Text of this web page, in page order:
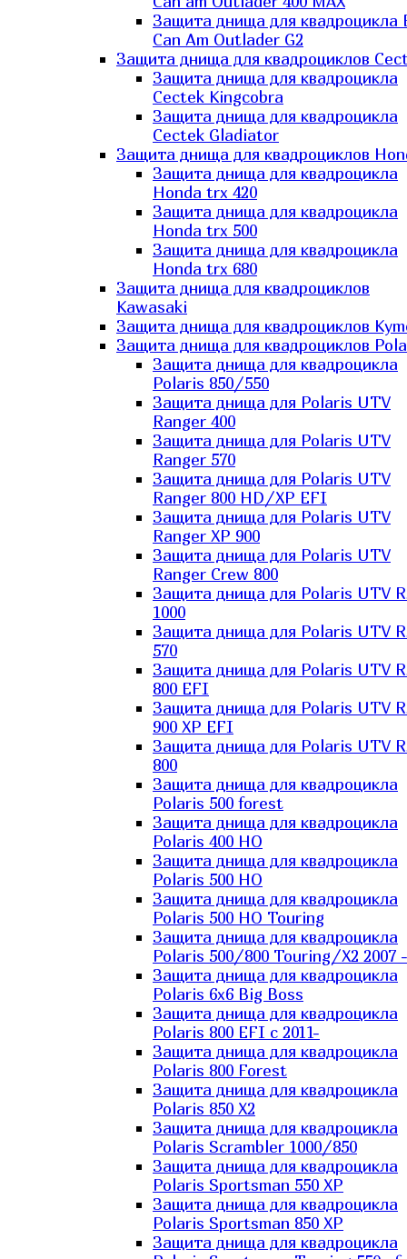
Защита днища для квадроцикла
Can Аm Outlader G2
Защита днища для квадроциклов
Защита днища для квадроцикла
Cectek Kingcobra
Защита днища для квадроцикла
Cectek Gladiator
Защита днища для квадроциклов
Защита днища для квадроцикла
Honda trx 420
Защита днища для квадроцикла
Honda trx 500
Защита днища для квадроцикла
Honda trx 680
Защита днища для квадроциклов
Kawasaki
Защита днища для квадроциклов
Защита днища для квадроциклов
Защита днища для квадроцикла
Polaris 850/550
Защита днища для Polaris UTV
Ranger 400
Защита днища для Polaris UTV
Ranger 570
Защита днища для Polaris UTV
Ranger 800 HD/XP EFI
Защита днища для Polaris UTV
Ranger XP 900
Защита днища для Polaris UTV
Ranger Сrew 800
Защита днища для Polaris UTV
1000
Защита днища для Polaris UTV
570
Защита днища для Polaris UTV
800 EFI
Защита днища для Polaris UTV
900 XP EFI
Защита днища для Polaris UTV
800
Защита днища для квадроцикла
Polaris 500 forest
Защита днища для квадроцикла
Polaris 400 HO
Защита днища для квадроцикла
Polaris 500 HO
Защита днища для квадроцикла
Polaris 500 HO Touring
Защита днища для квадроцикла
Polaris 500/800 Touring/X2 2007 -
Защита днища для квадроцикла
Polaris 6х6 Big Boss
Защита днища для квадроцикла
Polaris 800 EFI с 2011-
Защита днища для квадроцикла
Polaris 800 Forest
Защита днища для квадроцикла
Polaris 850 X2
Защита днища для квадроцикла
Polaris Scrambler 1000/850
Защита днища для квадроцикла
Polaris Sportsman 550 XP
Защита днища для квадроцикла
Polaris Sportsman 850 XP
Защита днища для квадроцикла